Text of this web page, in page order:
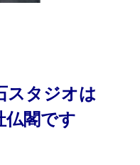
スタジオは
仏閣です